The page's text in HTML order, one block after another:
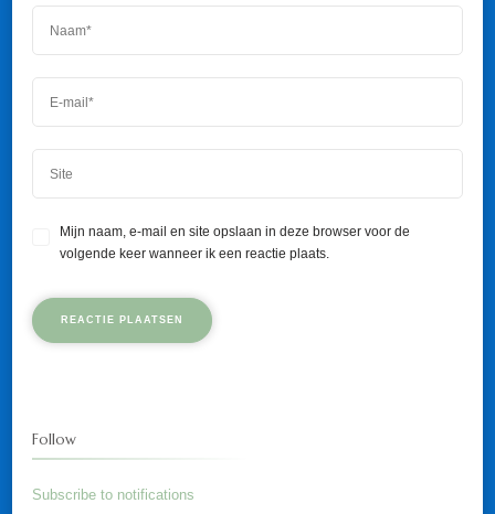
Mijn naam, e-mail en site opslaan in deze browser voor de
volgende keer wanneer ik een reactie plaats.
Follow
Subscribe to notifications